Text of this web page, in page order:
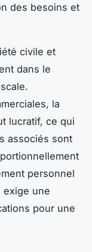
des besoins et
civile et
dans le
la
lucratif, ce qui
associés sont
personnel
exige une
pour une